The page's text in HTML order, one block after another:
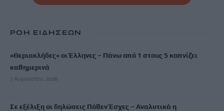
ΡΟΗ ΕΙΔΗΣΕΩΝ
«Θεριακλήδες» οι Έλληνες – Πάνω από 1 στους 5 καπνίζει
καθημερινά
7 Αυγούστου, 2026
Σε εξέλιξη οι δηλώσεις Πόθεν Έσχες – Αναλυτικά η